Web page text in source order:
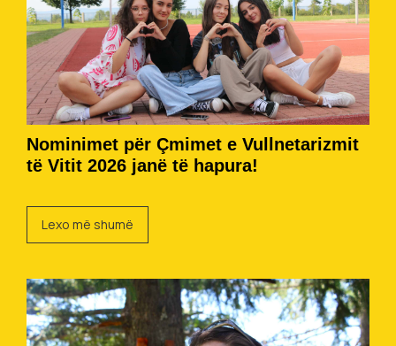
Nominimet për Çmimet e Vullnetarizmit
të Vitit 2026 janë të hapura!
Lexo më shumë